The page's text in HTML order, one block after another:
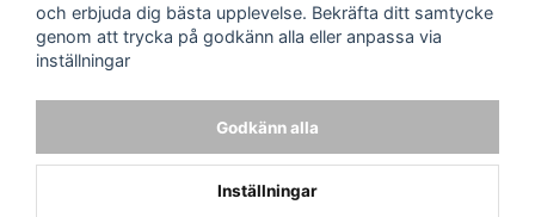
och erbjuda dig bästa upplevelse. Bekräfta ditt samtycke
genom att trycka på godkänn alla eller anpassa via
inställningar
Godkänn alla
Inställningar